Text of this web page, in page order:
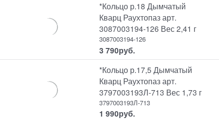
*Кольцо р.18 Дымчатый
Кварц Раухтопаз арт.
3087003194-126 Вес 2,41 г
3087003194-126
3 790руб.
*Кольцо р.17,5 Дымчатый
Кварц Раухтопаз арт.
3797003193Л-713 Вес 1,73 г
3797003193Л-713
1 990руб.